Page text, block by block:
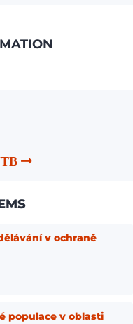
v ochraně
populace v oblasti